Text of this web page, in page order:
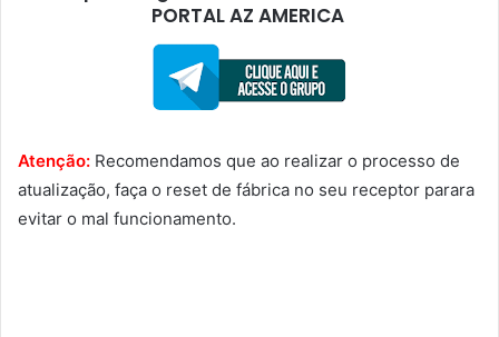
PORTAL AZ AMERICA
Atenção: Recomendamos que ao realizar o processo de
atualização, faça o reset de fábrica no seu receptor parara
evitar o mal funcionamento.